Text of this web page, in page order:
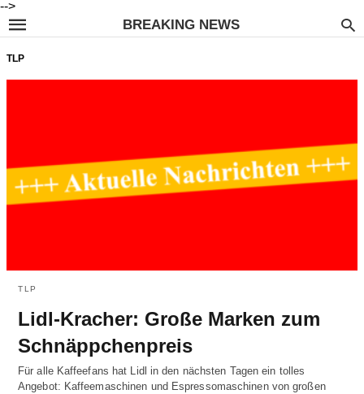
-->
BREAKING NEWS
TLP
TLP
Lidl-Kracher: Große Marken zum
Schnäppchenpreis
Für alle Kaffeefans hat Lidl in den nächsten Tagen ein tolles
Angebot: Kaffeemaschinen und Espressomaschinen von großen